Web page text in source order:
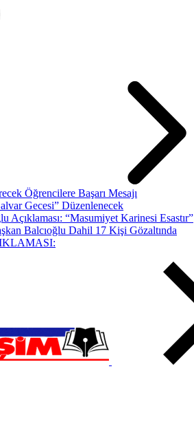
Öğrencilere Başarı Mesajı
Gecesi” Düzenlenecek
Açıklaması: “Masumiyet Karinesi Esastır”
Balcıoğlu Dahil 17 Kişi Gözaltında